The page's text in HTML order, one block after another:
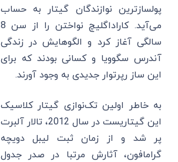
پولسازترین‌ نوازندگان گیتار به حساب
می‌آید. کاراداگلیچ نواختن را از سن 8
سالگی آغاز کرد و الگوهایش در زندگی
آندرس سگوویا و کسانی بودند که برای
این ساز رپرتوار جدیدی به وجود آورند.
به خاطر اولین تک‌نوازی گیتار کلاسیک
این گیتاریست در سال 2012، تالار آلبرت
پر شد و از زمان ثبت لیبل دویچه
گرامافون، آثارش مرتبا در صدر جدول